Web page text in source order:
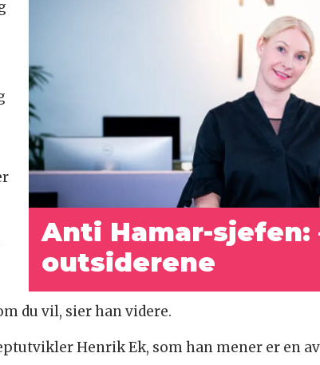
Anti Hamar-
outsiderene
du vil, sier han videre.
Henrik Ek, som han mener er en